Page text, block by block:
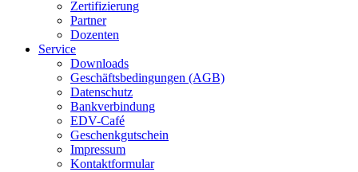
Zertifizierung
Partner
Dozenten
Service
Downloads
Geschäftsbedingungen (AGB)
Datenschutz
Bankverbindung
EDV-Café
Geschenkgutschein
Impressum
Kontaktformular